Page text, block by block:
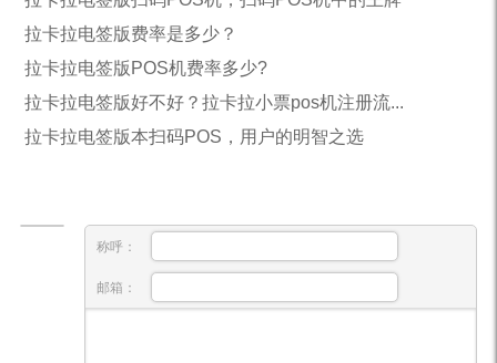
拉卡拉电签版费率是多少？
拉卡拉电签版POS机费率多少?
拉卡拉电签版好不好？拉卡拉小票pos机注册流...
拉卡拉电签版本扫码POS，用户的明智之选
称呼：
邮箱：